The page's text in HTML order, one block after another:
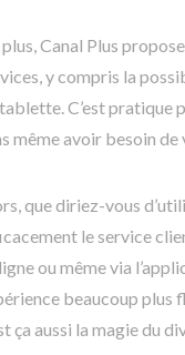
Canal Plus
y compris la
C’est pratique
même avoir besoin
que diriez-vous
le service
ou même via
beaucoup plus
ça aussi la magie du